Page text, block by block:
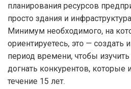
планирования ресурсов
просто здания и
Минимум необходимого, на
ориентируетесь, это — создать
период времени, чтобы
догнать конкурентов, которые
течение 15 лет.